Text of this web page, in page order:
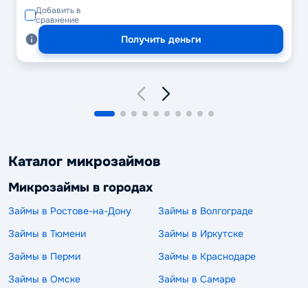
Добавить в
сравнение
Получить деньги
Каталог микрозаймов
Микрозаймы в городах
Займы в Ростове-на-Дону
Займы в Волгограде
Займы в Тюмени
Займы в Иркутске
Займы в Перми
Займы в Краснодаре
Займы в Омске
Займы в Самаре